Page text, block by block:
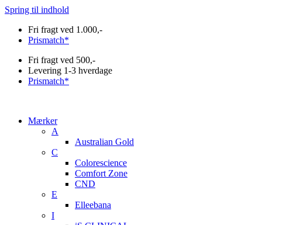
Spring til indhold
Fri fragt ved 1.000,-
Prismatch*
Fri fragt ved 500,-
Levering 1-3 hverdage
Prismatch*
Mærker
A
Australian Gold
C
Colorescience
Comfort Zone
CND
E
Elleebana
I